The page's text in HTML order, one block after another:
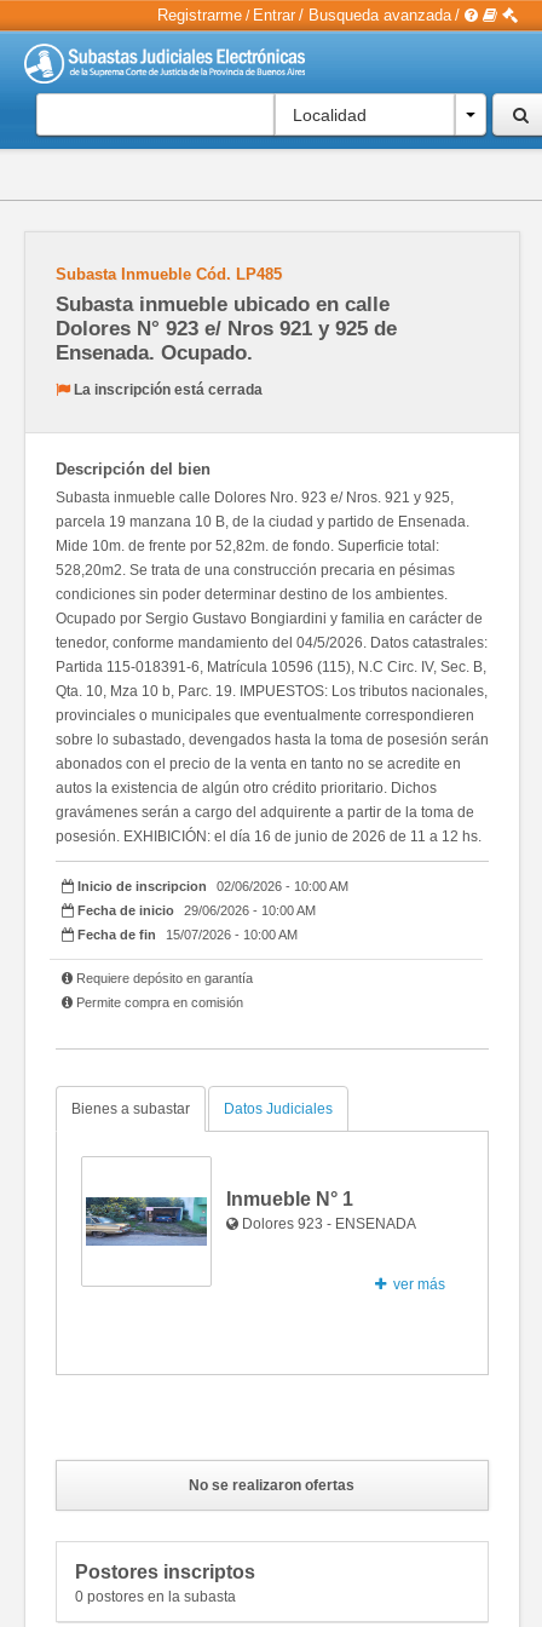
Registrarme / Entrar / Busqueda avanzada /
Localidad
Subasta Inmueble Cód. LP485
Subasta inmueble ubicado en calle
Dolores N° 923 e/ Nros 921 y 925 de
Ensenada. Ocupado.
La inscripción está cerrada
Descripción del bien
Subasta inmueble calle Dolores Nro. 923 e/ Nros. 921 y 925,
parcela 19 manzana 10 B, de la ciudad y partido de Ensenada.
Mide 10m. de frente por 52,82m. de fondo. Superficie total:
528,20m2. Se trata de una construcción precaria en pésimas
condiciones sin poder determinar destino de los ambientes.
Ocupado por Sergio Gustavo Bongiardini y familia en carácter de
tenedor, conforme mandamiento del 04/5/2026. Datos catastrales:
Partida 115-018391-6, Matrícula 10596 (115), N.C Circ. IV, Sec. B,
Qta. 10, Mza 10 b, Parc. 19. IMPUESTOS: Los tributos nacionales,
provinciales o municipales que eventualmente correspondieren
sobre lo subastado, devengados hasta la toma de posesión serán
abonados con el precio de la venta en tanto no se acredite en
autos la existencia de algún otro crédito prioritario. Dichos
gravámenes serán a cargo del adquirente a partir de la toma de
posesión. EXHIBICIÓN: el día 16 de junio de 2026 de 11 a 12 hs.
Inicio de inscripcion
02/06/2026 - 10:00 AM
Fecha de inicio
29/06/2026 - 10:00 AM
Fecha de fin
15/07/2026 - 10:00 AM
Requiere depósito en garantía
Permite compra en comisión
Bienes a subastar Datos Judiciales
Inmueble N° 1
Dolores 923 - ENSENADA
ver más
Fotos
No se realizaron ofertas
Postores inscriptos
0 postores en la subasta